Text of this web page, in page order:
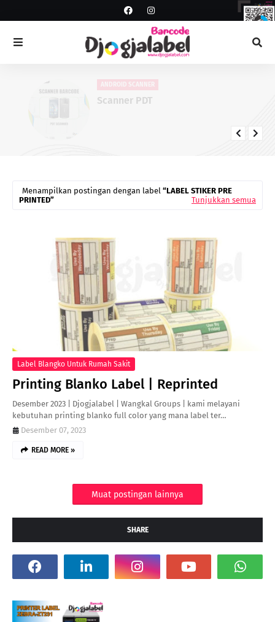
ANDROID SCANNER
Scanner PDT
Menampilkan postingan dengan label LABEL STIKER PRE
PRINTED
Tunjukkan semua
Label Blangko Untuk Rumah Sakit
Printing Blanko Label | Reprinted
Desember 2023 | Djogjalabel | Wangkal Groups | kami melayani
kebutuhan printing blanko full color yang mana label ter…
Desember 07, 2023
READ MORE »
Muat postingan lainnya
SHARE